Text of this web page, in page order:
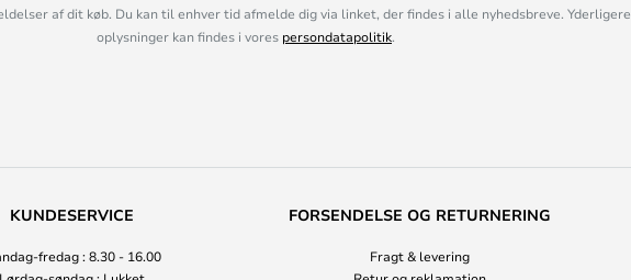
af dit køb. Du kan til enhver tid afmelde dig via linket, der findes i alle nyhedsbreve. Yderligere
oplysninger kan findes i vores persondatapolitik.
KUNDESERVICE
fredag : 8.30 - 16.00
FORSENDELSE OG RETURNERING
Fragt & levering